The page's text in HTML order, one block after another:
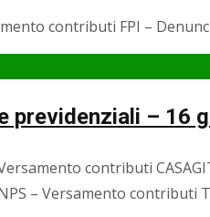
contributi FPI –
previdenziali – 16
Versamento contributi
– Versamento contributi